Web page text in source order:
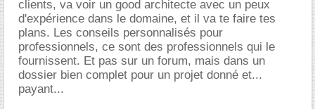
clients, va voir un good architecte avec un peux
d'expérience dans le domaine, et il va te faire tes
plans. Les conseils personnalisés pour
professionnels, ce sont des professionnels qui le
fournissent. Et pas sur un forum, mais dans un
dossier bien complet pour un projet donné et...
payant...